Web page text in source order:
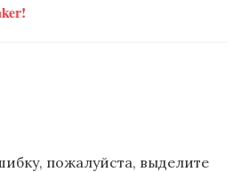
пожалуйста, выделите